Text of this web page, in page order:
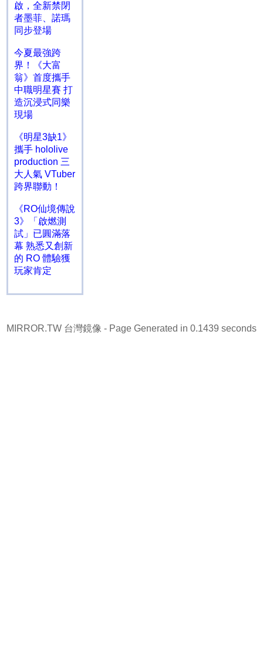
啟，全新禁閉
者墨菲、諾瑪
同步登場
今夏最強跨
界！《大富
翁》首度攜手
中職明星賽 打
造沉浸式同樂
現場
《明星3缺1》
攜手 hololive
production 三
大人氣 VTuber
跨界聯動！
《RO仙境傳說
3》「啟燃測
試」已圓滿落
幕 熟悉又創新
的 RO 體驗獲
玩家肯定
MIRROR.TW 台灣鏡像 - Page Generated in 0.1439 seconds